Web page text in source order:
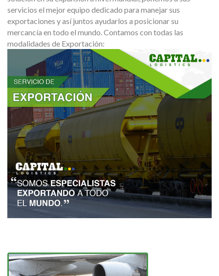
servicios el mejor equipo dedicado para manejar sus
exportaciones y así juntos ayudarlos a posicionar su
mercancía en todo el mundo. Contamos con todas las
modalidades de Exportación: